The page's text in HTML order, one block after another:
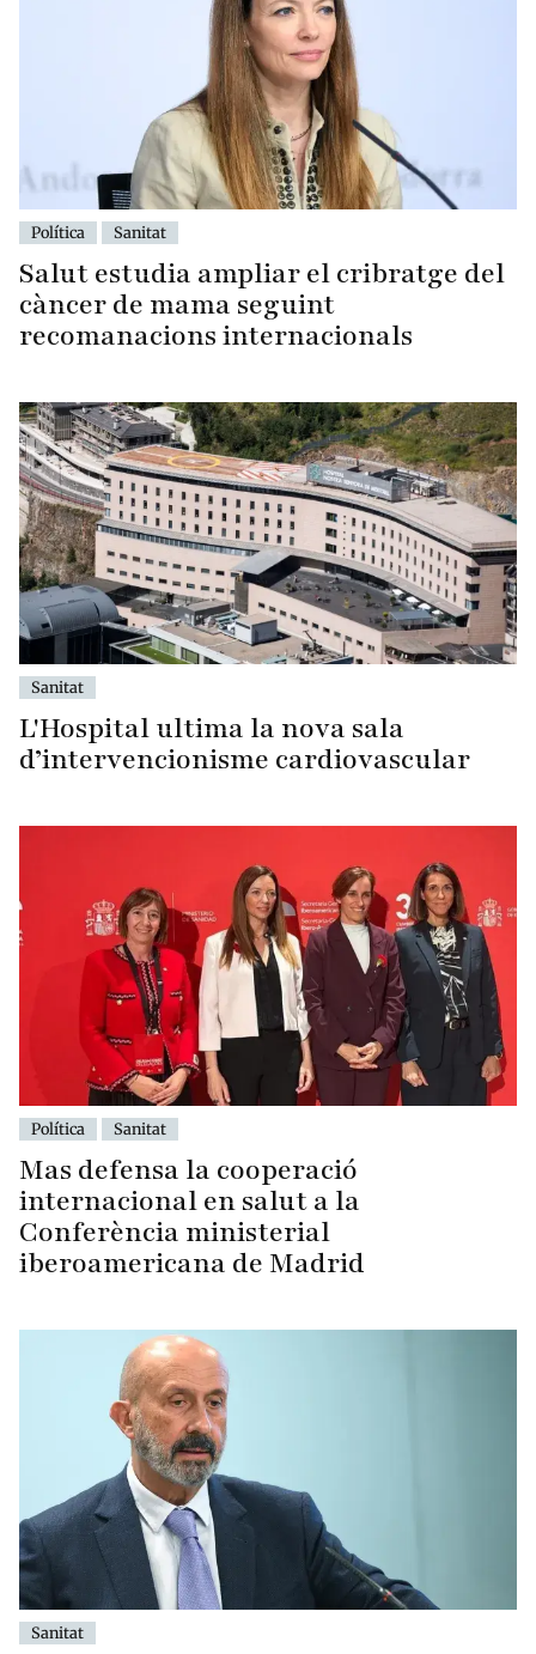
Política Sanitat
Salut estudia ampliar el cribratge del
càncer de mama seguint
recomanacions internacionals
Sanitat
L'Hospital ultima la nova sala
d’intervencionisme cardiovascular
Política Sanitat
Mas defensa la cooperació
internacional en salut a la
Conferència ministerial
iberoamericana de Madrid
Sanitat